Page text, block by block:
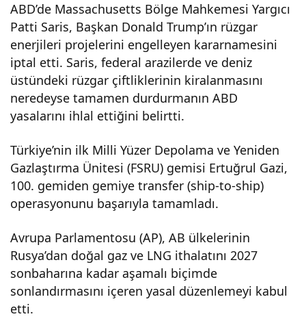
ABD’de Massachusetts Bölge Mahkemesi Yargıcı
Patti Saris, Başkan Donald Trump’ın rüzgar
enerjileri projelerini engelleyen kararnamesini
iptal etti. Saris, federal arazilerde ve deniz
üstündeki rüzgar çiftliklerinin kiralanmasını
neredeyse tamamen durdurmanın ABD
yasalarını ihlal ettiğini belirtti.
Türkiye’nin ilk Milli Yüzer Depolama ve Yeniden
Gazlaştırma Ünitesi (FSRU) gemisi Ertuğrul Gazi,
100. gemiden gemiye transfer (ship-to-ship)
operasyonunu başarıyla tamamladı.
Avrupa Parlamentosu (AP), AB ülkelerinin
Rusya’dan doğal gaz ve LNG ithalatını 2027
sonbaharına kadar aşamalı biçimde
sonlandırmasını içeren yasal düzenlemeyi kabul
etti.